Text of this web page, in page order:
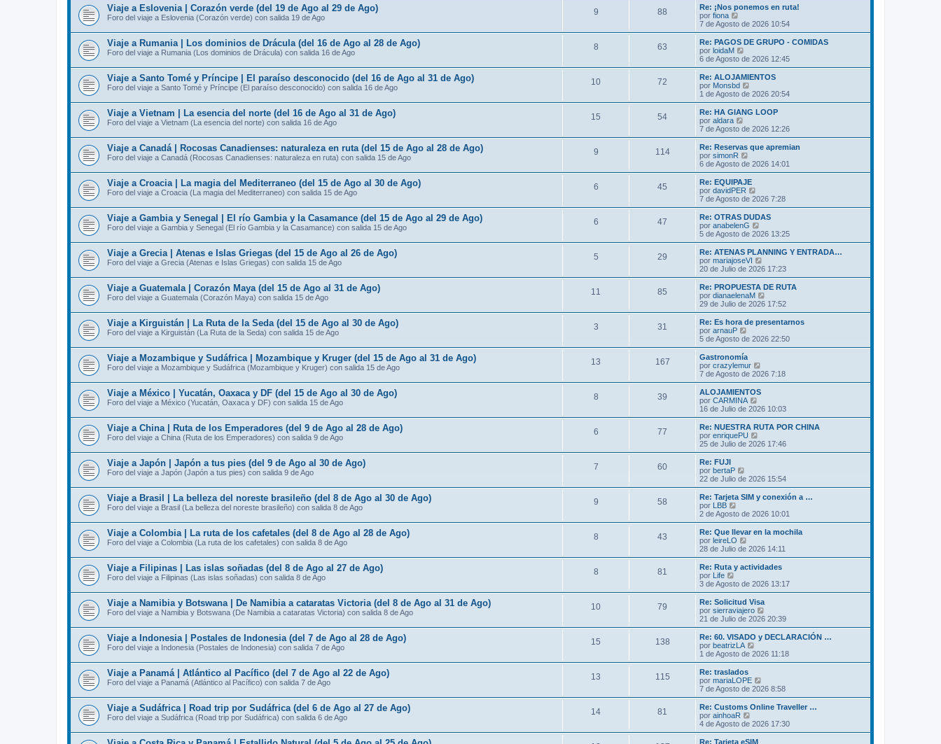
s
j
e
o
m
e
s
j
e
ú
t
m
o
m
e
s
j
e
Viaje a Eslovenia | Corazón verde (del 19 de Ago al 29 de Ago)
Foro del viaje a Eslovenia (Corazón verde) con salida 19 de Ago
9 88
Re: ¡Nos ponemos en ruta!
por fiona
e
r
ú
l
t
m
o
m
e
s
a
j
e
7 de Agosto de 2026 10:54
Viaje a Rumania | Los dominios de Drácula (del 16 de Ago al 28 de Ago)
Foro del viaje a Rumania (Los dominios de Drácula) con salida 16 de Ago
8 63
Re: PAGOS DE GRUPO - COMIDAS
por loidaM
e
r
ú
l
t
m
o
m
e
s
a
j
e
6 de Agosto de 2026 12:45
Viaje a Santo Tomé y Príncipe | El paraíso desconocido (del 16 de Ago al 31 de Ago)
Foro del viaje a Santo Tomé y Príncipe (El paraíso desconocido) con salida 16 de Ago
10 72
Re: ALOJAMIENTOS
por Monsbd
e
r
ú
t
o
m
e
s
a
e
1 de Agosto de 2026 20:54
Viaje a Vietnam | La esencia del norte (del 16 de Ago al 31 de Ago)
Foro del viaje a Vietnam (La esencia del norte) con salida 16 de Ago
15 54
Re: HA GIANG LOOP
por aldara
e
r
ú
l
t
m
o
m
e
s
a
j
e
7 de Agosto de 2026 12:26
Viaje a Canadá | Rocosas Canadienses: naturaleza en ruta (del 15 de Ago al 28 de Ago)
Foro del viaje a Canadá (Rocosas Canadienses: naturaleza en ruta) con salida 15 de Ago
9 114
Re: Reservas que apremian
por simonR
e
r
ú
l
t
m
o
m
e
s
a
j
e
6 de Agosto de 2026 14:01
Viaje a Croacia | La magia del Mediterraneo (del 15 de Ago al 30 de Ago)
Foro del viaje a Croacia (La magia del Mediterraneo) con salida 15 de Ago
6 45
Re: EQUIPAJE
por davidPER
e
r
ú
l
t
m
o
m
e
s
a
j
e
7 de Agosto de 2026 7:28
Viaje a Gambia y Senegal | El río Gambia y la Casamance (del 15 de Ago al 29 de Ago)
Foro del viaje a Gambia y Senegal (El río Gambia y la Casamance) con salida 15 de Ago
6 47
Re: OTRAS DUDAS
por anabelenG
e
r
ú
l
t
m
o
m
e
s
j
e
5 de Agosto de 2026 13:25
Viaje a Grecia | Atenas e Islas Griegas (del 15 de Ago al 26 de Ago)
Foro del viaje a Grecia (Atenas e Islas Griegas) con salida 15 de Ago
5 29
Re: ATENAS PLANNING Y ENTRADA…
por mariajoseVI
e
r
ú
l
t
o
m
e
j
e
20 de Julio de 2026 17:23
Viaje a Guatemala | Corazón Maya (del 15 de Ago al 31 de Ago)
Foro del viaje a Guatemala (Corazón Maya) con salida 15 de Ago
11 85
Re: PROPUESTA DE RUTA
por dianaelenaM
e
r
ú
t
m
e
e
29 de Julio de 2026 17:52
Viaje a Kirguistán | La Ruta de la Seda (del 15 de Ago al 30 de Ago)
Foro del viaje a Kirguistán (La Ruta de la Seda) con salida 15 de Ago
3 31
Re: Es hora de presentarnos
por arnauP
e
r
ú
l
t
m
o
m
e
s
a
j
e
5 de Agosto de 2026 22:50
Viaje a Mozambique y Sudáfrica | Mozambique y Kruger (del 15 de Ago al 31 de Ago)
Foro del viaje a Mozambique y Sudáfrica (Mozambique y Kruger) con salida 15 de Ago
13 167
Gastronomía
por crazylemur
e
r
t
m
o
m
e
j
e
7 de Agosto de 2026 7:18
Viaje a México | Yucatán, Oaxaca y DF (del 15 de Ago al 30 de Ago)
Foro del viaje a México (Yucatán, Oaxaca y DF) con salida 15 de Ago
8 39
ALOJAMIENTOS
por CARMINA
e
r
ú
t
m
e
s
j
e
16 de Julio de 2026 10:03
Viaje a China | Ruta de los Emperadores (del 9 de Ago al 28 de Ago)
Foro del viaje a China (Ruta de los Emperadores) con salida 9 de Ago
6 77
Re: NUESTRA RUTA POR CHINA
por enriquePU
e
r
t
o
m
e
s
j
e
25 de Julio de 2026 17:46
Viaje a Japón | Japón a tus pies (del 9 de Ago al 30 de Ago)
Foro del viaje a Japón (Japón a tus pies) con salida 9 de Ago
7 60
Re: FUJI
por bertaP
e
r
ú
t
o
m
e
s
j
e
22 de Julio de 2026 15:54
Viaje a Brasil | La belleza del noreste brasileño (del 8 de Ago al 30 de Ago)
Foro del viaje a Brasil (La belleza del noreste brasileño) con salida 8 de Ago
9 58
Re: Tarjeta SIM y conexión a …
por LBB
e
r
ú
t
o
e
s
a
j
e
2 de Agosto de 2026 10:01
Viaje a Colombia | La ruta de los cafetales (del 8 de Ago al 28 de Ago)
Foro del viaje a Colombia (La ruta de los cafetales) con salida 8 de Ago
8 43
Re: Que llevar en la mochila
por leireLO
e
r
ú
t
m
o
m
e
s
a
j
e
28 de Julio de 2026 14:11
Viaje a Filipinas | Las islas soñadas (del 8 de Ago al 27 de Ago)
Foro del viaje a Filipinas (Las islas soñadas) con salida 8 de Ago
8 81
Re: Ruta y actividades
por Life
e
r
ú
l
t
m
o
m
e
s
a
j
e
3 de Agosto de 2026 13:17
Viaje a Namibia y Botswana | De Namibia a cataratas Victoria (del 8 de Ago al 31 de Ago)
Foro del viaje a Namibia y Botswana (De Namibia a cataratas Victoria) con salida 8 de Ago
10 79
Re: Solicitud Visa
por sierraviajero
e
r
ú
t
m
e
s
j
e
21 de Julio de 2026 20:39
Viaje a Indonesia | Postales de Indonesia (del 7 de Ago al 28 de Ago)
Foro del viaje a Indonesia (Postales de Indonesia) con salida 7 de Ago
15 138
Re: 60. VISADO y DECLARACIÓN …
por beatrizLA
e
r
l
t
m
o
m
e
1 de Agosto de 2026 11:18
Viaje a Panamá | Atlántico al Pacífico (del 7 de Ago al 22 de Ago)
Foro del viaje a Panamá (Atlántico al Pacífico) con salida 7 de Ago
13 115
Re: traslados
por mariaLOPE
e
r
ú
t
7 de Agosto de 2026 8:58
Viaje a Sudáfrica | Road trip por Sudáfrica (del 6 de Ago al 27 de Ago)
Foro del viaje a Sudáfrica (Road trip por Sudáfrica) con salida 6 de Ago
14 81
Re: Customs Online Traveller …
por ainhoaR
e
r
ú
4 de Agosto de 2026 17:30
Re: Tarjeta eSIM